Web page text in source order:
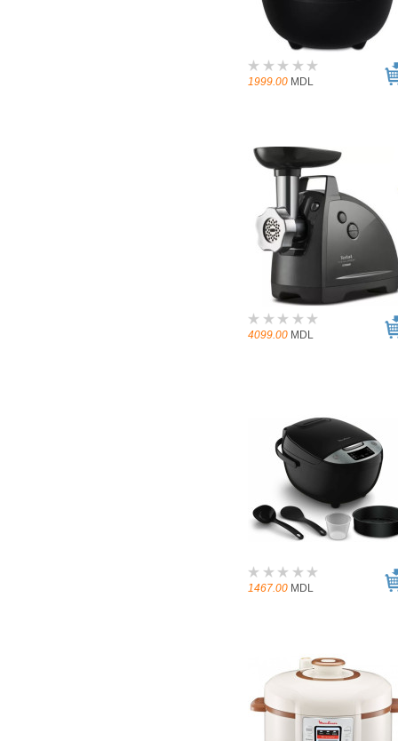
1999.00 MDL
4099.00 MDL
1467.00 MDL